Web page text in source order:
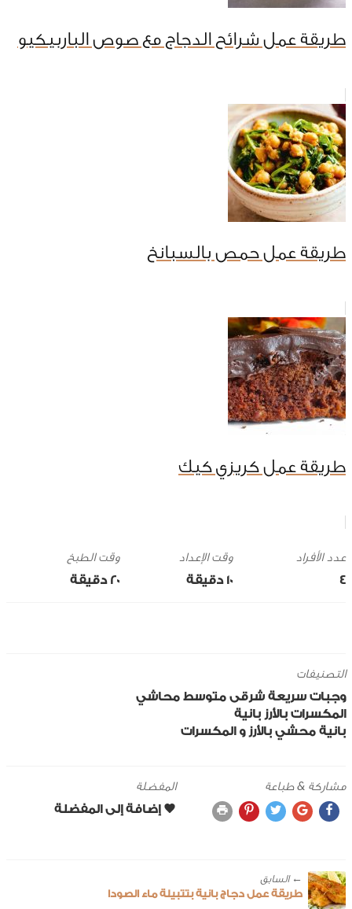
طريقة عمل شرائح الدجاج مع صوص الباربيكيو
طريقة عمل حمص بالسبانخ
طريقة عمل كريزي كيك
4
وقت الإعداد
10 ‎دقيقة
وقت الطبخ
20 ‎دقيقة
التصنيفات
وجبات سريعة شرقى متوسط محاشي
المكسرات بالأرز بانية
بانية محشي بالأرز و المكسرات
مشاركة & طباعة المفضلة
← ‎السابق
طريقة عمل دجاج بانية بتتبيلة ماء الصودا